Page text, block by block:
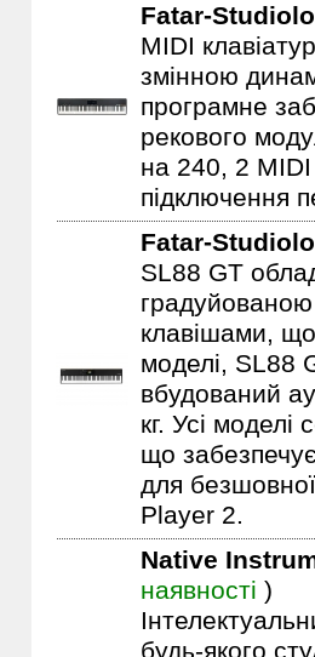
Fatar-
MIDI
змінною
програмне
рекового
на 240, 2
підключення
Fatar-
SL88 GT
клавішами, що
моделі, SL88
вбудований
кг. Усі
що
для
Player 2.
Native
наявності )